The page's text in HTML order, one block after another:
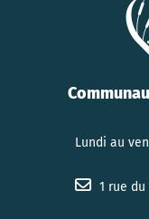
Lundi au
1 rue